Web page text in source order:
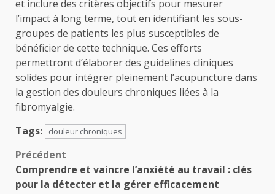
et inclure des critères objectifs pour mesurer
l’impact à long terme, tout en identifiant les sous-
groupes de patients les plus susceptibles de
bénéficier de cette technique. Ces efforts
permettront d’élaborer des guidelines cliniques
solides pour intégrer pleinement l’acupuncture dans
la gestion des douleurs chroniques liées à la
fibromyalgie.
Tags:
douleur chroniques
Navigation
d’article
Précédent
Comprendre et vaincre l’anxiété au travail : clés
pour la détecter et la gérer efficacement